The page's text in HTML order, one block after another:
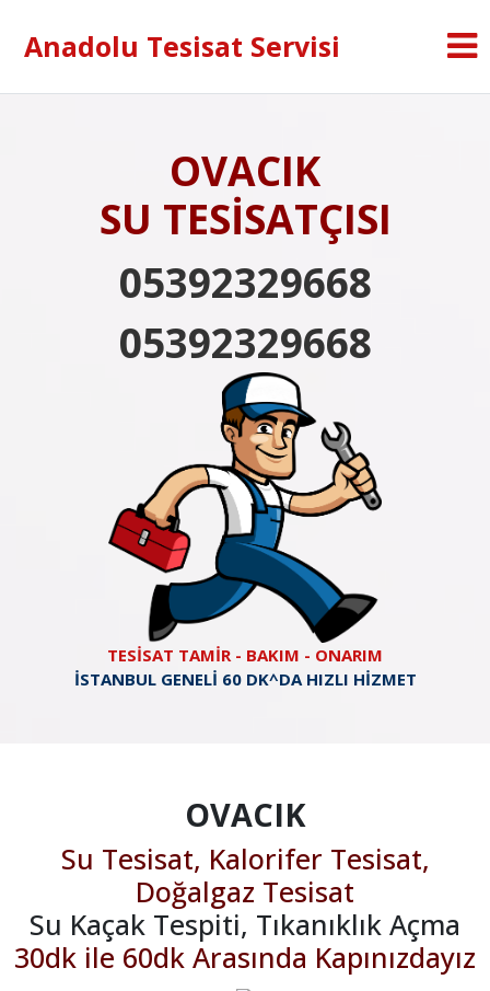
Anadolu Tesisat Servisi
OVACIK
SU TESİSATÇISI
05392329668
05392329668
TESİSAT TAMİR - BAKIM - ONARIM
İSTANBUL GENELİ 60 DK^DA HIZLI HİZMET
OVACIK
Su Tesisat, Kalorifer Tesisat,
Doğalgaz Tesisat
Su Kaçak Tespiti, Tıkanıklık Açma
30dk ile 60dk Arasında Kapınızdayız